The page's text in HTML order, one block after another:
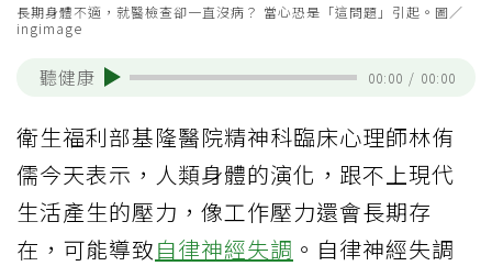
長期身體不適，就醫檢查卻一直沒病？ 當心恐是「這問題」引起。圖／
ingimage
聽健康 00:00 / 00:00
衛生福利部基隆醫院精神科臨床心理師林侑
儒今天表示，人類身體的演化，跟不上現代
生活產生的壓力，像工作壓力還會長期存
在，可能導致自律神經失調 。自律神經失調